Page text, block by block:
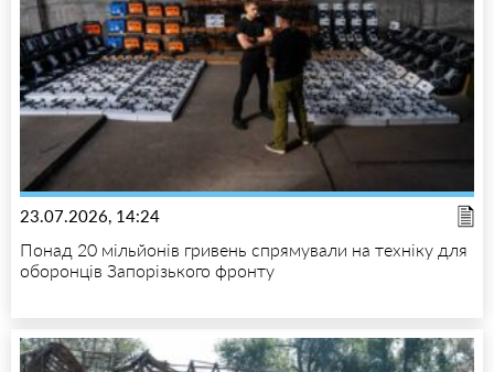
23.07.2026, 14:24
Понад 20 мільйонів гривень спрямували на техніку для
оборонців Запорізького фронту